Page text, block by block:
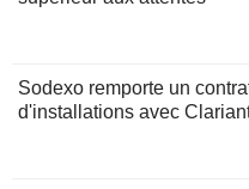
Sodexo remporte un
d'installations avec